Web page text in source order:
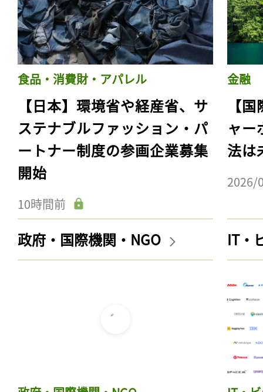
食品・消費財・アパレル
【日本】環境省や経産省、サ
ステナブルファッション・パ
ートナー制度の参画企業募集
開始
10時間前
金融
【
ャー
法は
2026/
政府・国際機関・NGO IT・